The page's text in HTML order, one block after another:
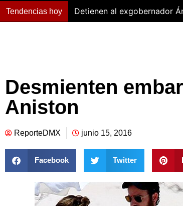
Tendencias hoy Detienen al exgobernador
Desmienten
Aniston
ReporteDMX junio 15, 2016
Facebook Twitter